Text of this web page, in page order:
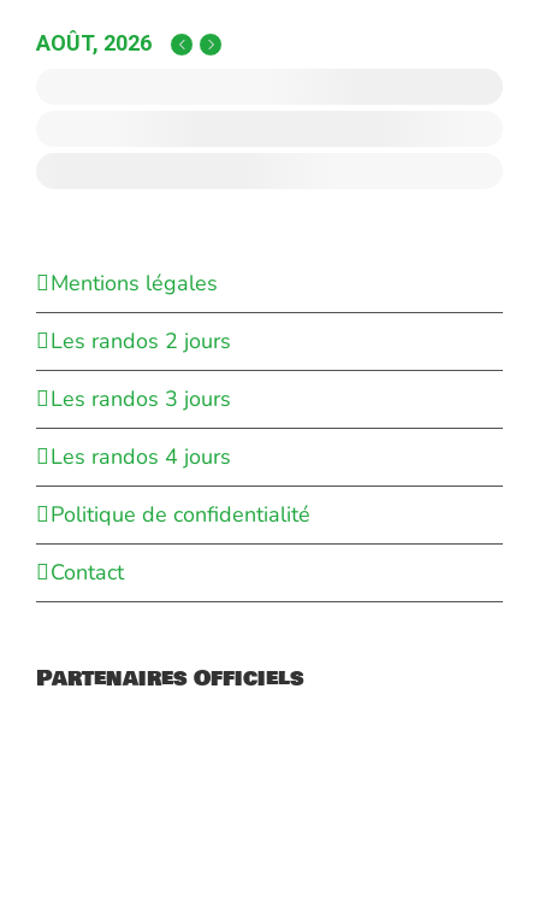
AOÛT, 2026
Mentions légales
Les randos 2 jours
Les randos 3 jours
Les randos 4 jours
Politique de confidentialité
Contact
Partenaires Officiels